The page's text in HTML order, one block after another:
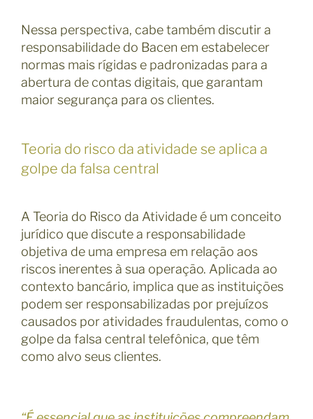
Nessa perspectiva, cabe também discutir a
responsabilidade do Bacen em estabelecer
normas mais rígidas e padronizadas para a
abertura de contas digitais, que garantam
maior segurança para os clientes.
Teoria do risco da atividade se aplica a
golpe da falsa central
A Teoria do Risco da Atividade é um conceito
jurídico que discute a responsabilidade
objetiva de uma empresa em relação aos
riscos inerentes à sua operação. Aplicada ao
contexto bancário, implica que as instituições
podem ser responsabilizadas por prejuízos
causados por atividades fraudulentas, como o
golpe da falsa central telefônica, que têm
como alvo seus clientes.